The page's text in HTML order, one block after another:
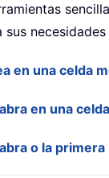
en una celda
en una
o la